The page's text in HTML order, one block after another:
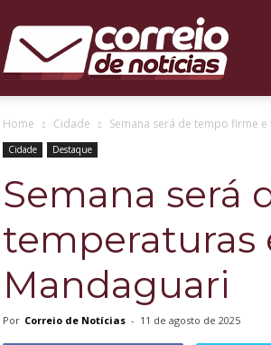
Correio
Home Cidade Semana será de tempo firme
Cidade Destaque
Semana será
temperaturas
Mandaguari
Por Correio de Notícias - 11 de agosto de 2025